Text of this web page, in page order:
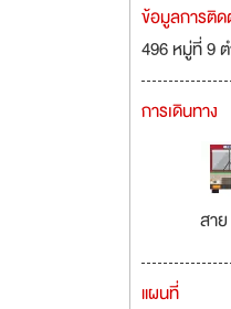
ข้อมูลการติ
496 หมู่ที่ 9
การเดินทาง
สา
แผนที่